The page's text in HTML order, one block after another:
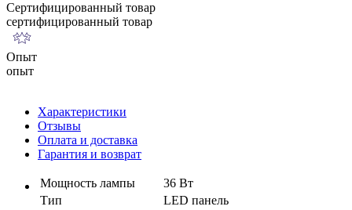
Сертифицированный товар
сертифицированный товар
Опыт
опыт
Характеристики
Отзывы
Оплата и доставка
Гарантия и возврат
Мощность лампы
36 Вт
Тип
LED панель